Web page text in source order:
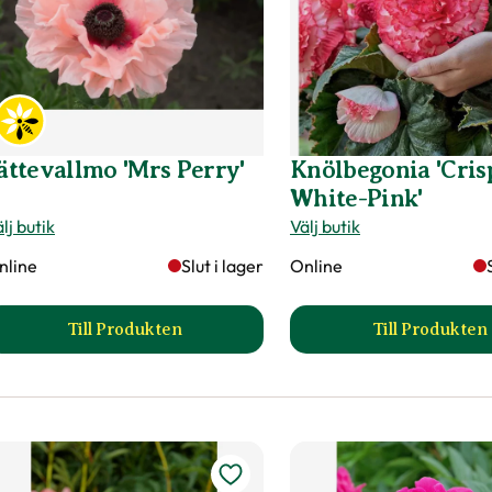
'Mrs Perry'
butik
Slut i lager
Till Produkten
till Jättevallmo 'Mrs Perry' produktsida
Knölbegonia
White-Pink'
Välj butik
Online
Till Produkten
till